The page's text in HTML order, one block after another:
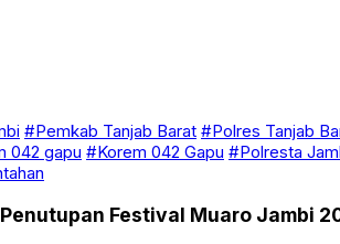
#Pemkab Tanjab Barat #Polres Tanjab
042 gapu #Korem 042 Gapu #Polresta
Festival Muaro Jambi